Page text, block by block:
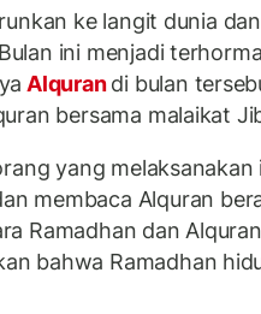
ke langit dunia
ini menjadi
Alqurandi bulan
bersama malaikat
yang
membaca Alquran
Ramadhan dan
bahwa Ramadhan